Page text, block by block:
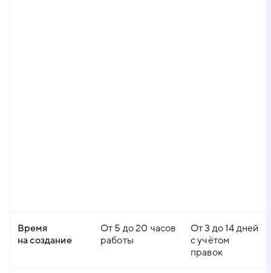
Время
на создание
От 5 до 20 часов
работы
От 3 до 14 дней
с учётом
правок